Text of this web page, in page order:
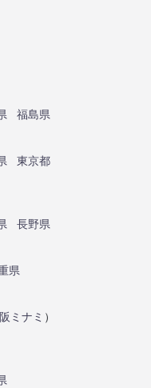
福島県
東京都
長野県
県
ミナミ ）